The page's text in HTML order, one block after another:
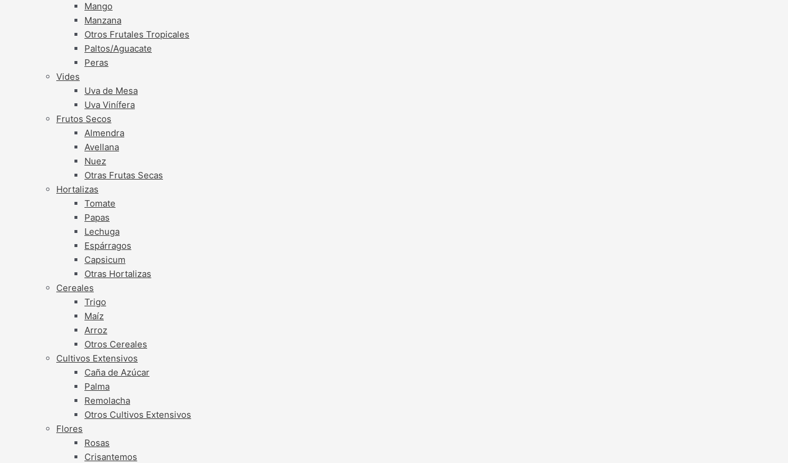
Mango
Manzana
Otros Frutales Tropicales
Paltos/Aguacate
Peras
Vides
Uva de Mesa
Uva Vinífera
Frutos Secos
Almendra
Avellana
Nuez
Otras Frutas Secas
Hortalizas
Tomate
Papas
Lechuga
Espárragos
Capsicum
Otras Hortalizas
Cereales
Trigo
Maíz
Arroz
Otros Cereales
Cultivos Extensivos
Caña de Azúcar
Palma
Remolacha
Otros Cultivos Extensivos
Flores
Rosas
Crisantemos